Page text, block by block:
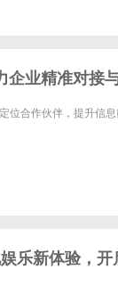
企业精准对接
位合作伙伴，提升信
乐新体验，